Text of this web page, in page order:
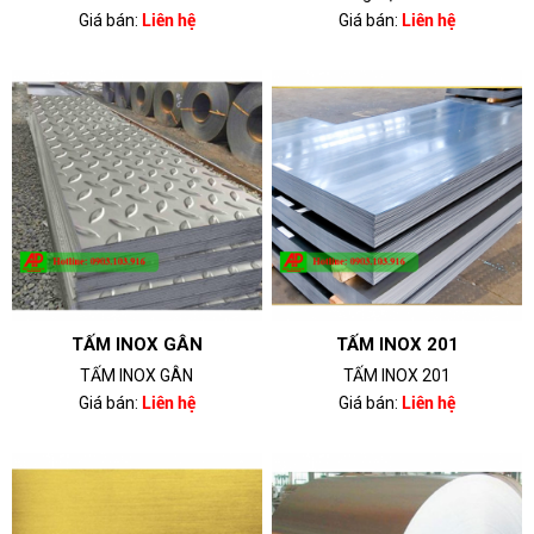
Giá bán: Liên hệ
Giá bán: Liên hệ
TẤM INOX GÂN
TẤM INOX GÂN
Giá bán: Liên hệ
TẤM INOX 201
TẤM INOX 201
Giá bán: Liên hệ